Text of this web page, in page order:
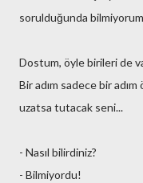
sorulduğunda
Dostum, öyle birileri de
Bir adım sadece bir
uzatsa tutacak seni...
- Nasıl bilirdiniz?
- Bilmiyordu!